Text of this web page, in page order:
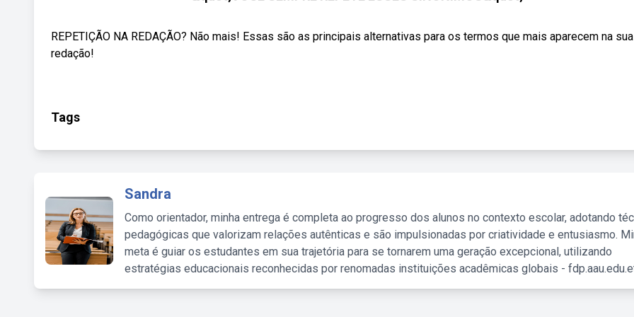
REPETIÇÃO NA REDAÇÃO? Não mais! Essas são as principais alternativas para os termos que mais aparecem na sua
redação!
Tags
Sandra
Como orientador, minha entrega é completa ao progresso dos alunos no contexto escolar, adotando
pedagógicas que valorizam relações autênticas e são impulsionadas por criatividade e entusiasmo.
meta é guiar os estudantes em sua trajetória para se tornarem uma geração excepcional, utilizando
estratégias educacionais reconhecidas por renomadas instituições acadêmicas globais -